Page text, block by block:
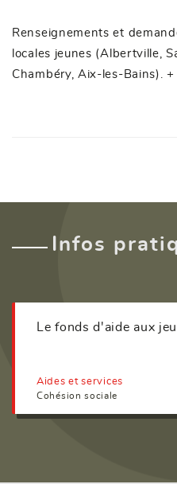
Renseignements et
locales jeunes (Albertville,
Chambéry, Aix-les-Bains). +
Infos
Le fonds d'aide aux
Aides et services
Cohésion sociale